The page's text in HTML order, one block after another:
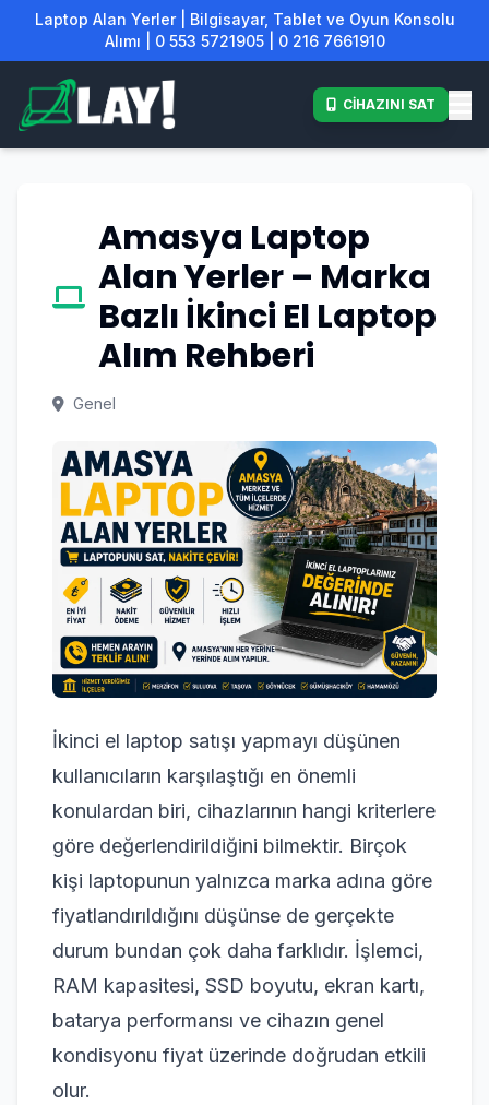
Laptop Alan Yerler | Bilgisayar, Tablet ve Oyun Konsolu
Alımı | 0 553 5721905 | 0 216 7661910
CİHAZINI SAT
Amasya Laptop
Alan Yerler – Marka
Bazlı İkinci El Laptop
Alım Rehberi
Genel
İkinci el laptop satışı yapmayı düşünen
kullanıcıların karşılaştığı en önemli
konulardan biri, cihazlarının hangi kriterlere
göre değerlendirildiğini bilmektir. Birçok
kişi laptopunun yalnızca marka adına göre
fiyatlandırıldığını düşünse de gerçekte
durum bundan çok daha farklıdır. İşlemci,
RAM kapasitesi, SSD boyutu, ekran kartı,
batarya performansı ve cihazın genel
kondisyonu fiyat üzerinde doğrudan etkili
olur.